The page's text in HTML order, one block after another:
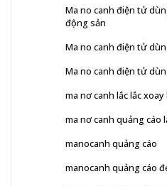
Ma no canh điện tử
động sản
Ma no canh điện tử
Ma no canh điện tử
ma nơ canh lắc lắc
ma nơ canh quảng cáo
manocanh quảng cáo
manocanh quảng cáo